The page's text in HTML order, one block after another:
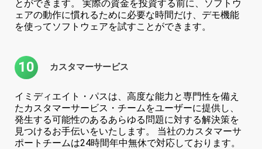
とができます。 実際の資金を投資する前に、ソフトウ
ェアの動作に慣れるために必要な時間だけ、デモ機能
を使ってソフトウェアを試すことができます。
10 カスタマーサービス
イミディエイト・パスは、高度な能力と専門性を備え
たカスタマーサービス・チームをユーザーに提供し、
発生する可能性のあるあらゆる問題に対する解決策を
見つけるお手伝いをいたします。 当社のカスタマーサ
ポートチームは24時間年中無休で対応しております。